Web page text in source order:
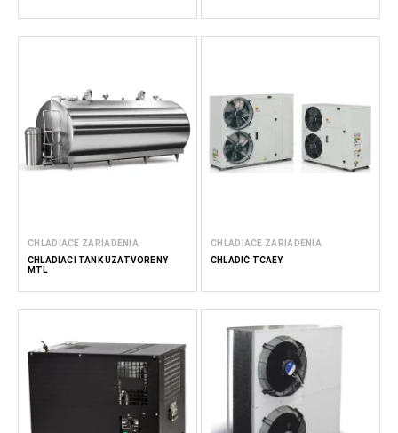
CHLADIACE ZARIADENIA
CHLADIACI TANK UZATVORENÝ
MTL
CHLADIACE ZARIADENIA
CHLADIČ TCAEY